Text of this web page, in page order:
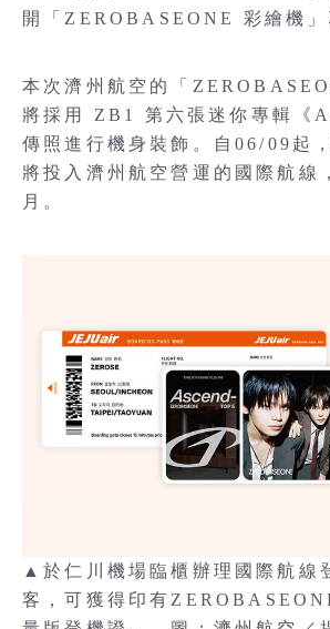
開「ZEROBASEONE 彩繪機」
本次濟州航空的「
將採用 ZB1 第六張迷你專輯《
傳照進行機身裝飾。自06/09起
將投入濟州航空營運的國際航線
月。
▲於仁川機場臨櫃辦理國際航線
客，可獲得印有